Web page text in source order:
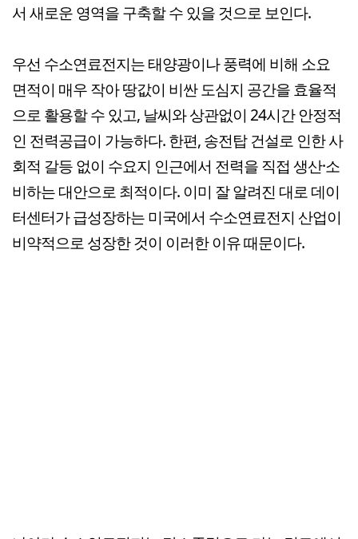
서 새로운 영역을 구축할 수 있을 것으로 보인다.
우선 수소연료전지는 태양광이나 풍력에 비해 소요
면적이 매우 작아 땅값이 비싼 도심지 공간을 효율적
으로 활용할 수 있고, 날씨와 상관없이 24시간 안정적
인 전력공급이 가능하다. 한편, 송전탑 건설로 인한 사
회적 갈등 없이 수요지 인근에서 전력을 직접 생산·소
비하는 대안으로 최적이다. 이미 잘 알려진 대로 데이
터센터가 급성장하는 미국에서 수소연료전지 산업이
비약적으로 성장한 것이 이러한 이유 때문이다.